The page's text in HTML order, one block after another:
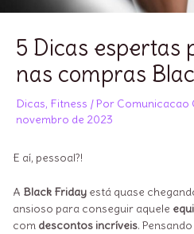
5 Dicas espertas
nas compras
Dicas, Fitness / Por Comunicacao
novembro de 2023
E aí, pessoal?!
A Black Friday está quase
ansioso para conseguir aquele
com descontos incríveis.